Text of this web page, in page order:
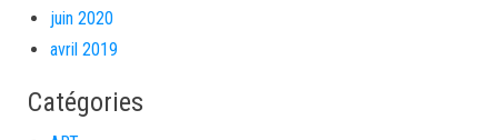
juin 2020
avril 2019
Catégories